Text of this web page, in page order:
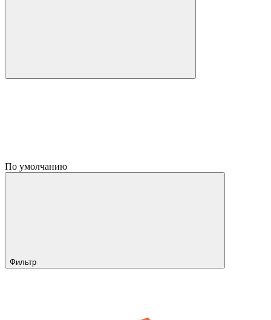
По умолчанию
Фильтр